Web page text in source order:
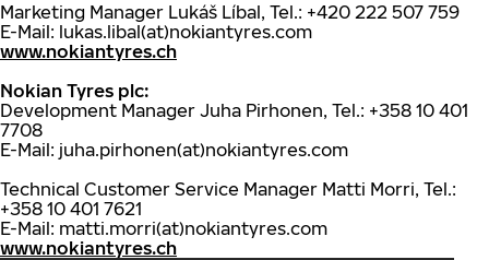
Marketing Manager Lukáš Líbal, Tel.: +420 222 507 759
E-Mail: lukas.libal(at)nokiantyres.com
www.nokiantyres.ch
Nokian Tyres plc:
Development Manager Juha Pirhonen, Tel.: +358 10 401
7708
E-Mail: juha.pirhonen(at)nokiantyres.com
Technical Customer Service Manager Matti Morri, Tel.:
+358 10 401 7621
E-Mail: matti.morri(at)nokiantyres.com
www.nokiantyres.ch